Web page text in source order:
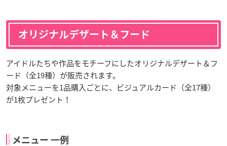
オリジナルデザート＆フード
アイドルたちや作品をモチーフにしたオリジナルデザート＆フ
ード（全19種）が販売されます。
対象メニューを1品購入ごとに、ビジュアルカード（全17種）
が1枚プレゼント！
メニュー 一例